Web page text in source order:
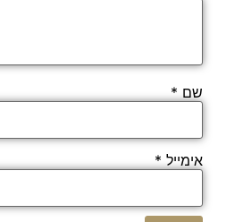
שם *
אימייל *